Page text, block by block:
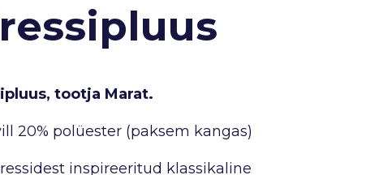
tootja Marat.
20% polüester (paksem kangas)
inspireeritud klassikaline